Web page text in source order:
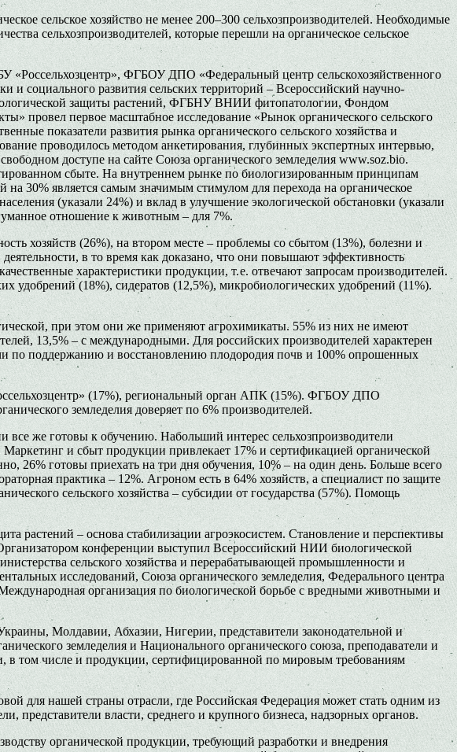
сельское хозяйство не менее 200–300 сельхозпроизводителей. Необходимые
сельхозпроизводителей, которые перешли на органическое сельское
«Россельхозцентр», ФГБОУ ДПО «Федеральный центр сельскохозяйственного
социального развития сельских территорий – Всероссийский научно-
защиты растений, ФГБНУ ВНИИ фитопатологии, Фондом
провел первое масштабное исследование «Рынок органического сельского
показатели развития рынка органического сельского хозяйства и
проводилось методом анкетирования, глубинных экспертных интервью,
доступе на сайте Союза органического земледелия www.soz.bio.
сбыте. На внутреннем рынке по биологизированным принципам
30% является самым значимым стимулом для перехода на органическое
(указали 24%) и вклад в улучшение экологической обстановки (указали
отношение к животным – для 7%.
хозяйств (26%), на втором месте – проблемы со сбытом (13%), болезни и
в то время как доказано, что они повышают эффективность
характеристики продукции, т. е. отвечают запросам производителей.
удобрений (18%), сидератов (12,5%), микробиологических удобрений (11%).
при этом они же применяют агрохимикаты. 55% из них не имеют
13,5% – с международными. Для российских производителей характерен
по поддержанию и восстановлению плодородия почв и 100% опрошенных
(17%), региональный орган АПК (15%). ФГБОУ ДПО
земледелия доверяет по 6% производителей.
все же готовы к обучению. Набольший интерес сельхозпроизводители
и сбыт продукции привлекает 17% и сертификацией органической
26% готовы приехать на три дня обучения, 10% – на один день. Больше всего
практика – 12%. Агроном есть в 64% хозяйств, а специалист по защите
сельского хозяйства – субсидии от государства (57%). Помощь
растений – основа стабилизации агроэкосистем. Становление и перспективы
конференции выступил Всероссийский НИИ биологической
сельского хозяйства и перерабатывающей промышленности и
исследований, Союза органического земледелия, Федерального центра
организация по биологической борьбе с вредными животными и
Молдавии, Абхазии, Нигерии, представители законодательной и
земледелия и Национального органического союза, преподаватели и
в том числе и продукции, сертифицированной по мировым требованиям
для нашей страны отрасли, где Российская Федерация может стать одним из
представители власти, среднего и крупного бизнеса, надзорных органов.
органической продукции, требующий разработки и внедрения